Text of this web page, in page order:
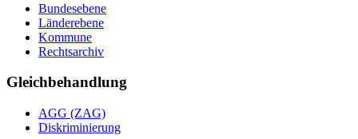
Bundesebene
Länderebene
Kommune
Rechtsarchiv
Gleichbehandlung
AGG (ZAG)
Diskriminierung